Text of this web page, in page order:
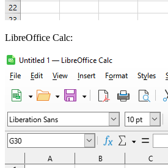
LibreOffice Calc: